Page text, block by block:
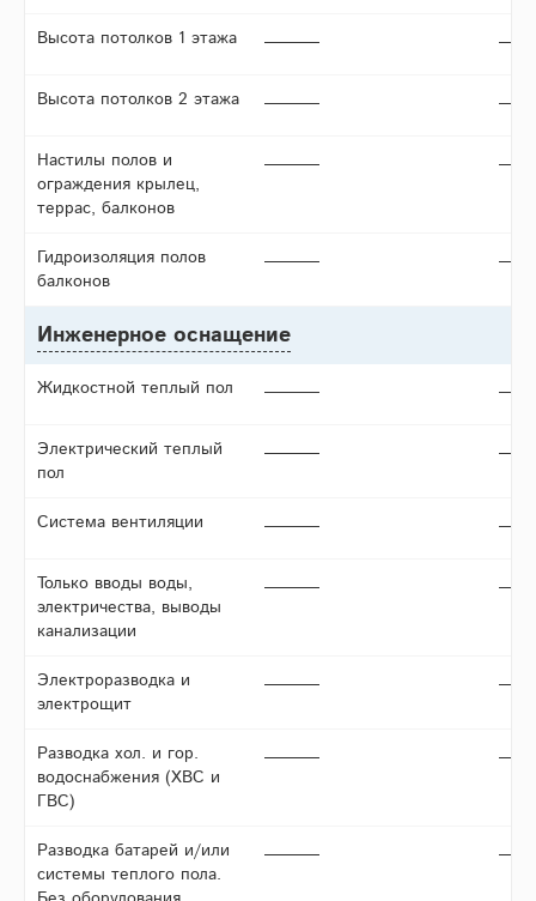
Высота потолков 1 этажа
Высота потолков 2 этажа
Настилы полов и
ограждения крылец,
террас, балконов
Гидроизоляция полов
балконов
Инженерное оснащение
Жидкостной теплый пол
Электрический теплый
пол
Система вентиляции
Только вводы воды,
электричества, выводы
канализации
Электроразводка и
электрощит
Разводка хол. и гор.
водоснабжения (ХВС и
ГВС)
Разводка батарей и/или
системы теплого пола.